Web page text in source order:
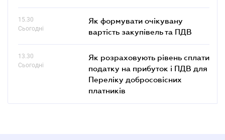
15.30
Сьогодні
Як формувати очікувану
вартість закупівель та ПДВ
13.30
Сьогодні
Як розраховують рівень сплати
податку на прибуток і ПДВ для
Переліку добросовісних
платників